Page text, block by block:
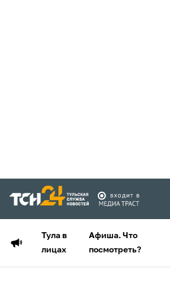
Тула в
лицах
Афиша. Что
посмотреть?